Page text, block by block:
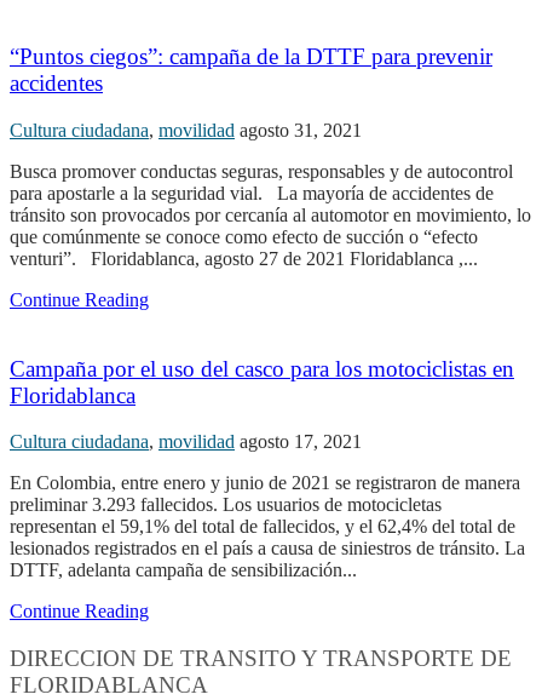
“Puntos ciegos”: campaña de la DTTF para prevenir
accidentes
Cultura ciudadana, movilidad agosto 31, 2021
Busca promover conductas seguras, responsables y de autocontrol
para apostarle a la seguridad vial. La mayoría de accidentes de
tránsito son provocados por cercanía al automotor en movimiento, lo
que comúnmente se conoce como efecto de succión o “efecto
venturi”. Floridablanca, agosto 27 de 2021 Floridablanca ,...
Continue Reading
Campaña por el uso del casco para los motociclistas en
Floridablanca
Cultura ciudadana, movilidad agosto 17, 2021
En Colombia, entre enero y junio de 2021 se registraron de manera
preliminar 3.293 fallecidos. Los usuarios de motocicletas
representan el 59,1% del total de fallecidos, y el 62,4% del total de
lesionados registrados en el país a causa de siniestros de tránsito. La
DTTF, adelanta campaña de sensibilización...
Continue Reading
DIRECCION DE TRANSITO Y TRANSPORTE DE
FLORIDABLANCA